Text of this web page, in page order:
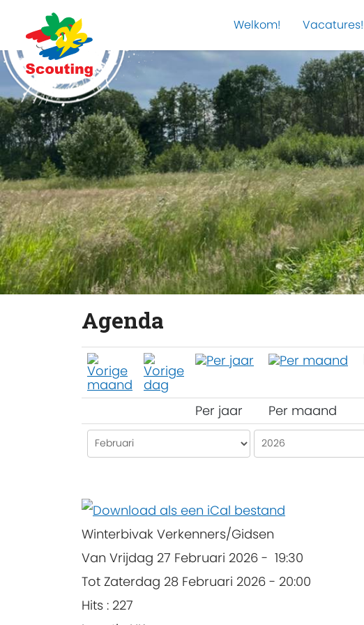
Welkom! Vacatures!
Agenda
Per jaar Per maand
Winterbivak Verkenners/Gidsen
Van Vrijdag 27 Februari 2026 - 19:30
Tot Zaterdag 28 Februari 2026 - 20:00
Hits : 227